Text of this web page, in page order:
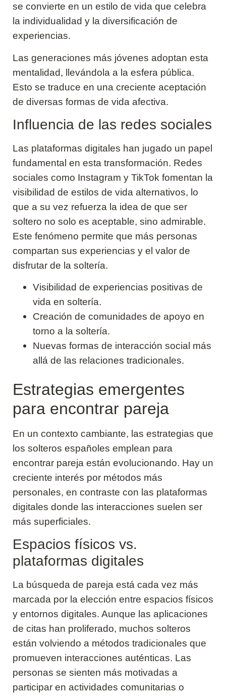
se convierte en un estilo de vida que celebra
la individualidad y la diversificación de
experiencias.
Las generaciones más jóvenes adoptan esta
mentalidad, llevándola a la esfera pública.
Esto se traduce en una creciente aceptación
de diversas formas de vida afectiva.
Influencia de las redes sociales
Las plataformas digitales han jugado un papel
fundamental en esta transformación. Redes
sociales como Instagram y TikTok fomentan la
visibilidad de estilos de vida alternativos, lo
que a su vez refuerza la idea de que ser
soltero no solo es aceptable, sino admirable.
Este fenómeno permite que más personas
compartan sus experiencias y el valor de
disfrutar de la soltería.
Visibilidad de experiencias positivas de
vida en soltería.
Creación de comunidades de apoyo en
torno a la soltería.
Nuevas formas de interacción social más
allá de las relaciones tradicionales.
Estrategias emergentes
para encontrar pareja
En un contexto cambiante, las estrategias que
los solteros españoles emplean para
encontrar pareja están evolucionando. Hay un
creciente interés por métodos más
personales, en contraste con las plataformas
digitales donde las interacciones suelen ser
más superficiales.
Espacios físicos vs.
plataformas digitales
La búsqueda de pareja está cada vez más
marcada por la elección entre espacios físicos
y entornos digitales. Aunque las aplicaciones
de citas han proliferado, muchos solteros
están volviendo a métodos tradicionales que
promueven interacciones auténticas. Las
personas se sienten más motivadas a
participar en actividades comunitarias o